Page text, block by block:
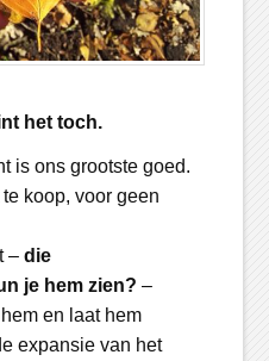
het toch.
is ons grootste goed.
koop, voor geen
– die
je hem zien? –
en laat hem
expansie van het